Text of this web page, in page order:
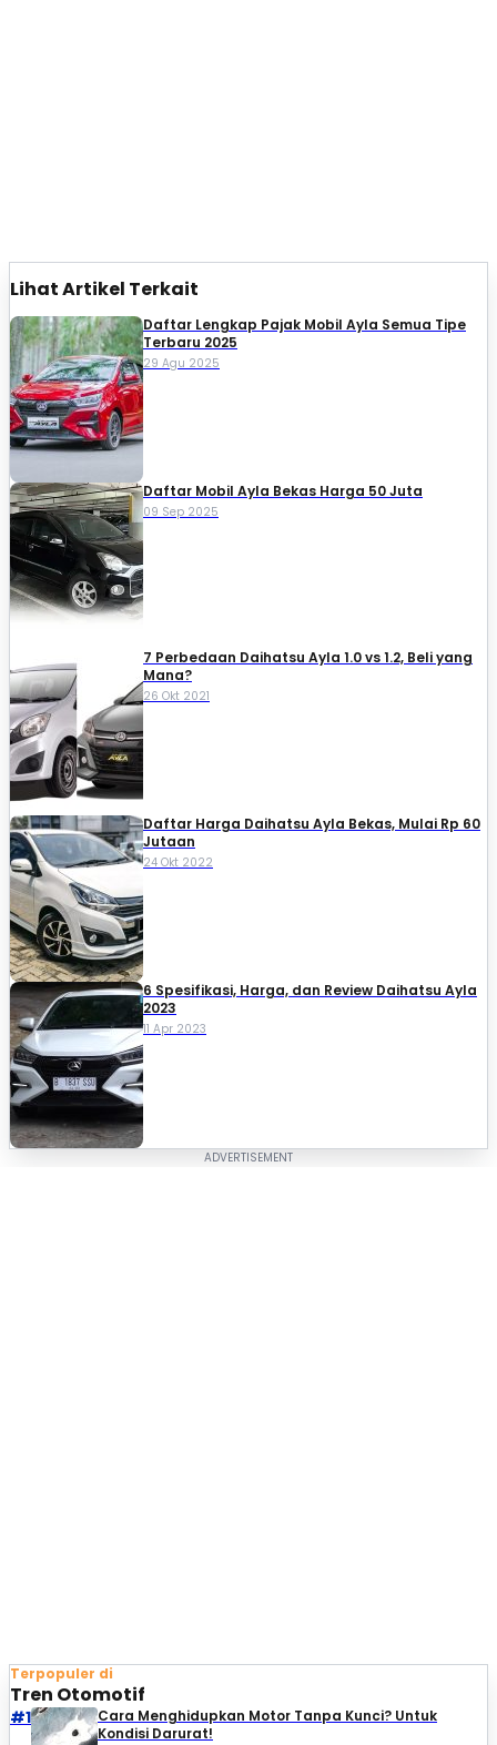
Lihat Artikel Terkait
Daftar Lengkap Pajak Mobil Ayla Semua Tipe
Terbaru 2025
29 Agu 2025
Daftar Mobil Ayla Bekas Harga 50 Juta
09 Sep 2025
7 Perbedaan Daihatsu Ayla 1.0 vs 1.2, Beli yang
Mana?
26 Okt 2021
Daftar Harga Daihatsu Ayla Bekas, Mulai Rp 60
Jutaan
24 Okt 2022
6 Spesifikasi, Harga, dan Review Daihatsu Ayla
2023
11 Apr 2023
Terpopuler di
Tren Otomotif
#1
Cara Menghidupkan Motor Tanpa Kunci? Untuk
Kondisi Darurat!